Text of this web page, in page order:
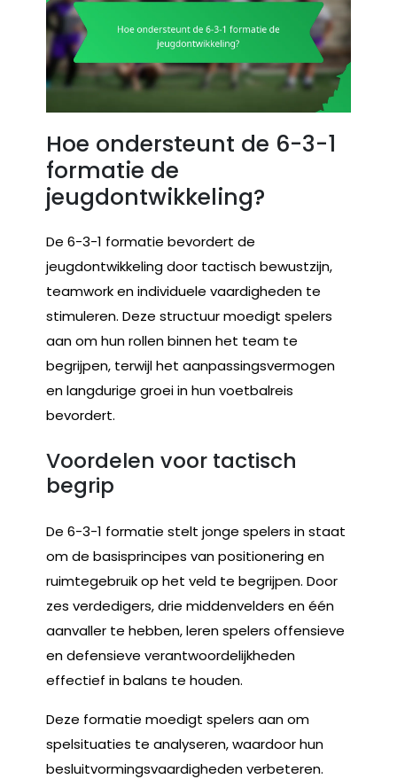
Hoe ondersteunt de 6-3-1
formatie de
jeugdontwikkeling?
De 6-3-1 formatie bevordert de
jeugdontwikkeling door tactisch bewustzijn,
teamwork en individuele vaardigheden te
stimuleren. Deze structuur moedigt spelers
aan om hun rollen binnen het team te
begrijpen, terwijl het aanpassingsvermogen
en langdurige groei in hun voetbalreis
bevordert.
Voordelen voor tactisch
begrip
De 6-3-1 formatie stelt jonge spelers in staat
om de basisprincipes van positionering en
ruimtegebruik op het veld te begrijpen. Door
zes verdedigers, drie middenvelders en één
aanvaller te hebben, leren spelers offensieve
en defensieve verantwoordelijkheden
effectief in balans te houden.
Deze formatie moedigt spelers aan om
spelsituaties te analyseren, waardoor hun
besluitvormingsvaardigheden verbeteren.